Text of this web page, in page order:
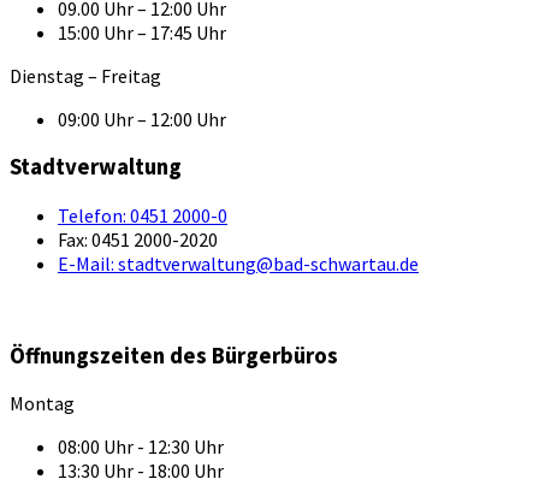
09.00 Uhr – 12:00 Uhr
15:00 Uhr – 17:45 Uhr
Dienstag – Freitag
09:00 Uhr – 12:00 Uhr
Stadtverwaltung
Telefon: 0451 2000-0
Fax: 0451 2000-2020
E-Mail: stadtverwaltung@bad-schwartau.de
Öffnungszeiten des Bürgerbüros
Montag
08:00 Uhr - 12:30 Uhr
13:30 Uhr - 18:00 Uhr